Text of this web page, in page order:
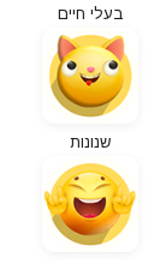
בעלי חיים
שנונות